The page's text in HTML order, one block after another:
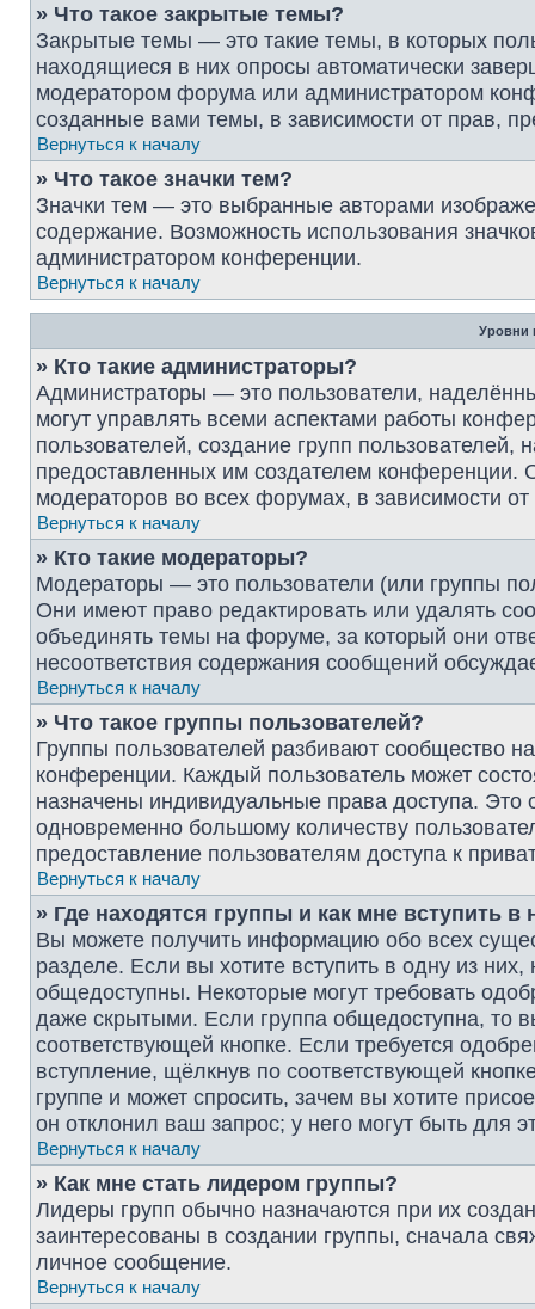
» Что такое закрытые темы?
Закрытые темы — это такие темы, в которых
находящиеся в них опросы автоматически
модератором форума или администратором
созданные вами темы, в зависимости от прав,
Вернуться к началу
» Что такое значки тем?
Значки тем — это выбранные авторами
содержание. Возможность использования
администратором конференции.
Вернуться к началу
Уровни
» Кто такие администраторы?
Администраторы — это пользователи,
могут управлять всеми аспектами работы
пользователей, создание групп пользователей,
предоставленных им создателем конференции.
модераторов во всех форумах, в зависимости
Вернуться к началу
» Кто такие модераторы?
Модераторы — это пользователи (или группы
Они имеют право редактировать или удалять
объединять темы на форуме, за который они
несоответствия содержания сообщений
Вернуться к началу
» Что такое группы пользователей?
Группы пользователей разбивают сообщество
конференции. Каждый пользователь может
назначены индивидуальные права доступа. Это
одновременно большому количеству
предоставление пользователям доступа к
Вернуться к началу
» Где находятся группы и как мне вступить в
Вы можете получить информацию обо всех
разделе. Если вы хотите вступить в одну из
общедоступны. Некоторые могут требовать
даже скрытыми. Если группа общедоступна, то
соответствующей кнопке. Если требуется
вступление, щёлкнув по соответствующей
группе и может спросить, зачем вы хотите
он отклонил ваш запрос; у него могут быть для
Вернуться к началу
» Как мне стать лидером группы?
Лидеры групп обычно назначаются при их
заинтересованы в создании группы, сначала
личное сообщение.
Вернуться к началу